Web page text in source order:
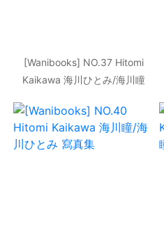
[Wanibooks] NO.37 Hitomi
Kaikawa 海川ひとみ/海川瞳